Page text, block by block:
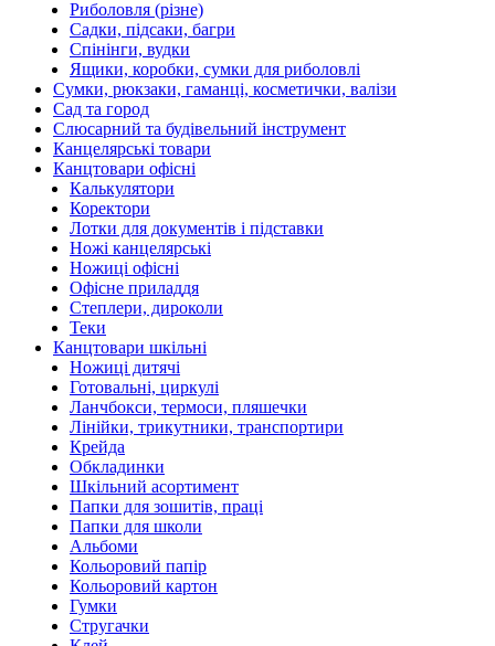
Риболовля (різне)
Садки, підсаки, багри
Спінінги, вудки
Ящики, коробки, сумки для риболовлі
Сумки, рюкзаки, гаманці, косметички, валізи
Сад та город
Слюсарний та будівельний інструмент
Канцелярські товари
Канцтовари офісні
Калькулятори
Коректори
Лотки для документів і підставки
Ножі канцелярські
Ножиці офісні
Офісне приладдя
Степлери, дироколи
Теки
Канцтовари шкільні
Ножиці дитячі
Готовальні, циркулі
Ланчбокси, термоси, пляшечки
Лінійки, трикутники, транспортири
Крейда
Обкладинки
Шкільний асортимент
Папки для зошитів, праці
Папки для школи
Альбоми
Кольоровий папір
Кольоровий картон
Гумки
Стругачки